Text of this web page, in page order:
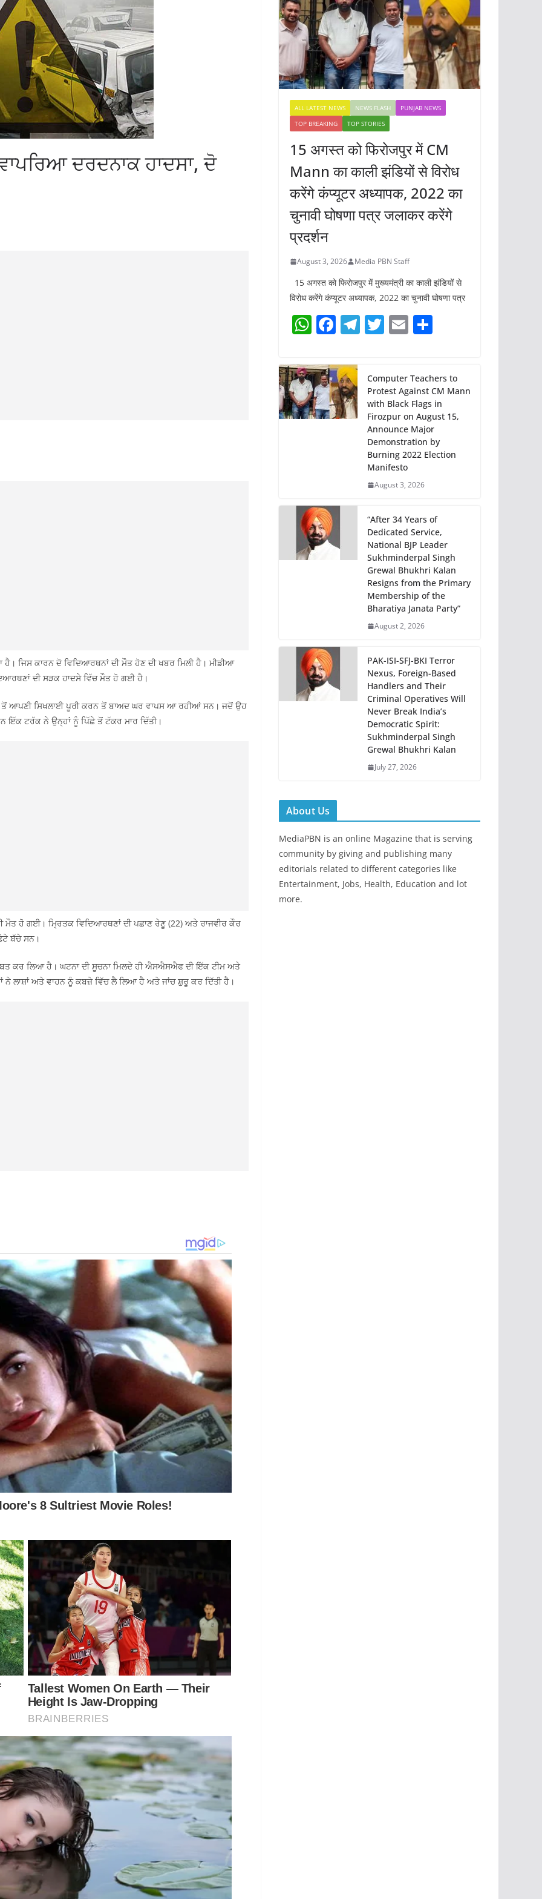
ਦਰਦਨਾਕ ਹਾਦਸਾ, ਦੋ
ਜਿਸ ਕਾਰਨ ਦੋ ਵਿਦਿਆਰਥਨਾਂ ਦੀ ਮੌਤ ਹੋਣ ਦੀ ਖਬਰ ਮਿਲੀ ਹੈ। ਮੀਡੀਆ
ਦੀ ਸੜਕ ਹਾਦਸੇ ਵਿੱਚ ਮੌਤ ਹੋ ਗਈ ਹੈ।
ਤੋਂ ਆਪਣੀ ਸਿਖਲਾਈ ਪੂਰੀ ਕਰਨ ਤੋਂ ਬਾਅਦ ਘਰ ਵਾਪਸ ਆ ਰਹੀਆਂ ਸਨ। ਜਦੋਂ ਉਹ
ਇੱਕ ਟਰੱਕ ਨੇ ਉਨ੍ਹਾਂ ਨੂੰ ਪਿੱਛੇ ਤੋਂ ਟੱਕਰ ਮਾਰ ਦਿੱਤੀ।
ਹੋ ਗਈ। ਮ੍ਰਿਤਕ ਵਿਦਿਆਰਥਣਾਂ ਦੀ ਪਛਾਣ ਰੇਣੂ (22) ਅਤੇ ਰਾਜਵੀਰ ਕੌਰ
ਬੱਚੇ ਸਨ।
ਕਰ ਲਿਆ ਹੈ। ਘਟਨਾ ਦੀ ਸੂਚਨਾ ਮਿਲਦੇ ਹੀ ਐਸਐਸਐਫ ਦੀ ਇੱਕ ਟੀਮ ਅਤੇ
ਨੇ ਲਾਸ਼ਾਂ ਅਤੇ ਵਾਹਨ ਨੂੰ ਕਬਜ਼ੇ ਵਿੱਚ ਲੈ ਲਿਆ ਹੈ ਅਤੇ ਜਾਂਚ ਸ਼ੁਰੂ ਕਰ ਦਿੱਤੀ ਹੈ।
ALL LATEST NEWS NEWS FLASH
PUNJAB NEWS
TOP BREAKING
TOP STORIES
15 अगस्त को फिरोजपुर में CM
Mann का काली झंडियों से विरोध
करेंगे कंप्यूटर अध्यापक, 2022 का
चुनावी घोषणा पत्र जलाकर करेंगे
प्रदर्शन
August 3, 2026 Media PBN Staff
15 अगस्त को फिरोजपुर में मुख्यमंत्री का काली झंडियों से
विरोध करेंगे कंप्यूटर अध्यापक, 2022 का चुनावी घोषणा पत्र
W
at
s
A
p
F
c
e
b
o
T
gr
a
m
T
er
E
l e
Computer Teachers to
Protest Against CM Mann
with Black Flags in
Firozpur on August 15,
Announce Major
Demonstration by
Burning 2022 Election
Manifesto
August 3, 2026
“After 34 Years of
Dedicated Service,
National BJP Leader
Sukhminderpal Singh
Grewal Bhukhri Kalan
Resigns from the Primary
Membership of the
Bharatiya Janata Party”
August 2, 2026
PAK-ISI-SFJ-BKI Terror
Nexus, Foreign-Based
Handlers and Their
Criminal Operatives Will
Never Break India’s
Democratic Spirit:
Sukhminderpal Singh
Grewal Bhukhri Kalan
July 27, 2026
About Us
MediaPBN is an online Magazine that is serving
community by giving and publishing many
editorials related to different categories like
Entertainment, Jobs, Health, Education and lot
more.